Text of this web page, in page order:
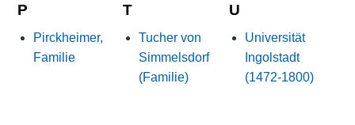
P
Pirckheimer,
Familie
T
Tucher von
Simmelsdorf
(Familie)
U
Universität
Ingolstadt
(1472-1800)